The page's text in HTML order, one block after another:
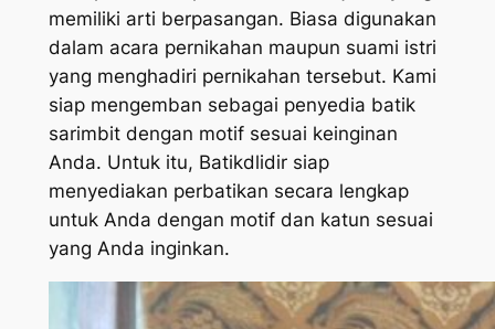
memiliki arti berpasangan. Biasa digunakan
dalam acara pernikahan maupun suami istri
yang menghadiri pernikahan tersebut. Kami
siap mengemban sebagai penyedia batik
sarimbit dengan motif sesuai keinginan
Anda. Untuk itu, Batikdlidir siap
menyediakan perbatikan secara lengkap
untuk Anda dengan motif dan katun sesuai
yang Anda inginkan.